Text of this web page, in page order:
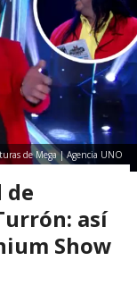
de Mega | Agencia UNO
de
así
Show